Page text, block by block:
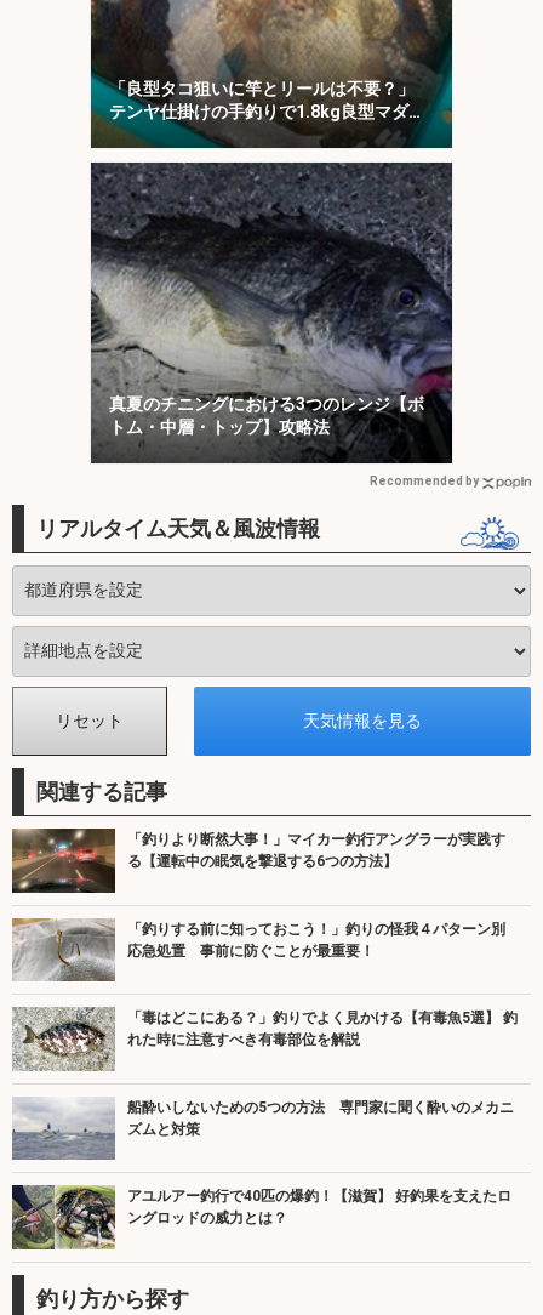
「良型タコ狙いに竿とリールは不要？」
テンヤ仕掛けの手釣りで1.8kg良型マダ
コ！【川崎丸・東京湾】
真夏のチニングにおける3つのレンジ【ボ
トム・中層・トップ】攻略法
Recommended by
リアルタイム天気＆風波情報
関連する記事
「釣りより断然大事！」マイカー釣行アングラーが実践す
る【運転中の眠気を撃退する6つの方法】
「釣りする前に知っておこう！」釣りの怪我４パターン別
応急処置 事前に防ぐことが最重要！
「毒はどこにある？」釣りでよく見かける【有毒魚5選】 釣
れた時に注意すべき有毒部位を解説
船酔いしないための5つの方法 専門家に聞く酔いのメカニ
ズムと対策
アユルアー釣行で40匹の爆釣！【滋賀】 好釣果を支えたロ
ングロッドの威力とは？
釣り方から探す